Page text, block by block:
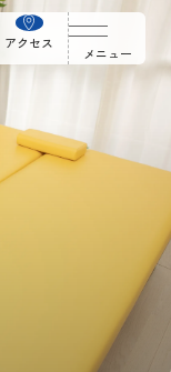
アクセス
メニュー